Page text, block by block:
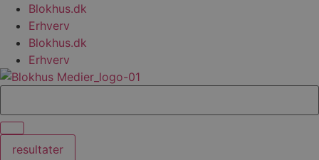
Videre
indhold
Blokhus.dk
Erhverv
Blokhus.dk
Erhverv
Search
resultater